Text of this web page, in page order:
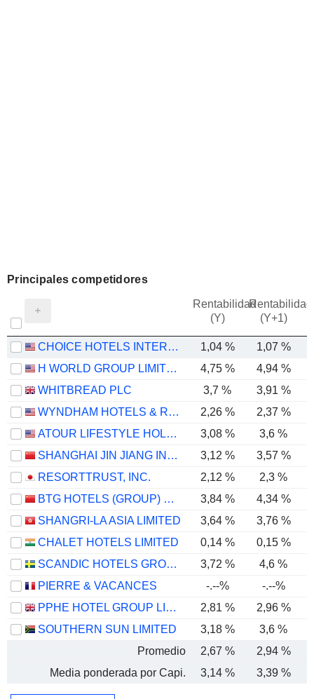
Principales competidores
Rentabilidad
(Y)
Rentabilidad
(Y+1)
CHOICE HOTELS INTERNATIONAL, INC. 1,04 % 1,07 %
H WORLD GROUP LIMITED
4,75 % 4,94 %
WHITBREAD PLC
3,7 % 3,91 %
WYNDHAM HOTELS & RESORTS, INC.
2,26 % 2,37 %
ATOUR LIFESTYLE HOLDINGS LIMITED
3,08 % 3,6 %
SHANGHAI JIN JIANG INTERNATIONAL HOTELS CO., LTD.
3,12 % 3,57 %
RESORTTRUST, INC.
2,12 % 2,3 %
BTG HOTELS (GROUP) CO., LTD.
3,84 % 4,34 %
SHANGRI-LA ASIA LIMITED
3,64 % 3,76 %
CHALET HOTELS LIMITED
0,14 % 0,15 %
SCANDIC HOTELS GROUP AB
3,72 % 4,6 %
PIERRE & VACANCES
-.--%
-.--%
PPHE HOTEL GROUP LIMITED
2,81 % 2,96 %
SOUTHERN SUN LIMITED
3,18 % 3,6 %
Promedio
2,67 % 2,94 %
Media ponderada por Capi.
3,14 % 3,39 %